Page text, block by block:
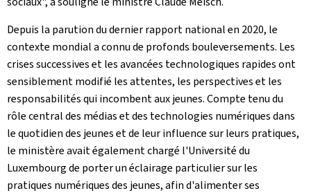
Depuis la parution du dernier rapport national en 2020, le
contexte mondial a connu de profonds bouleversements. Les
crises successives et les avancées technologiques rapides ont
sensiblement modifié les attentes, les perspectives et les
responsabilités qui incombent aux jeunes. Compte tenu du
rôle central des médias et des technologies numériques dans
le quotidien des jeunes et de leur influence sur leurs pratiques,
le ministère avait également chargé l'Université du
Luxembourg de porter un éclairage particulier sur les
pratiques numériques des jeunes, afin d'alimenter ses